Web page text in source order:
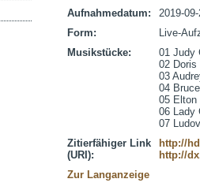
Aufnahmedatum:
2019-
Form:
Live-
Musikstücke:
01 Judy
02 Doris
03
04
05 Elton
06 Lady
07
Zitierfähiger Link
(URI):
http://
http://
Zur Langanzeige